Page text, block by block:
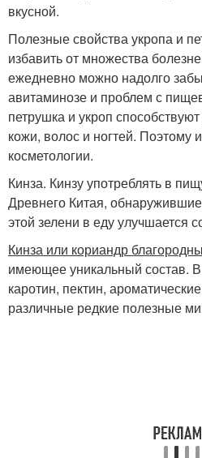
вкусной.
Полезные свойства укропа и
избавить от множества
ежедневно можно надолго
авитаминозе и проблем с
петрушка и укроп
кожи, волос и ногтей. Поэтому
косметологии.
Кинза. Кинзу употреблять в
Древнего Китая,
этой зелени в еду улучшается
Кинза или кориандр
имеющее уникальный состав.
каротин, пектин,
различные редкие полезные